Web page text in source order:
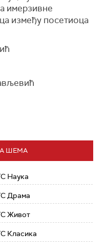
имерзивне
између посетиоца
ШЕМА
Наука
Драма
Живот
Класика